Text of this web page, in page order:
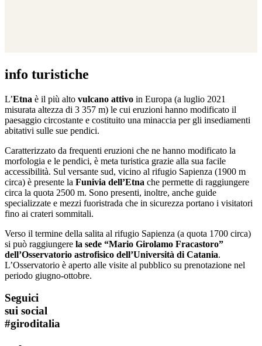
info turistiche
L’Etna è il più alto vulcano attivo in Europa (a luglio 2021
misurata altezza di 3 357 m) le cui eruzioni hanno modificato il
paesaggio circostante e costituito una minaccia per gli insediamenti
abitativi sulle sue pendici.
Caratterizzato da frequenti eruzioni che ne hanno modificato la
morfologia e le pendici, è meta turistica grazie alla sua facile
accessibilità. Sul versante sud, vicino al rifugio Sapienza (1900 m
circa) è presente la Funivia dell’Etna che permette di raggiungere
circa la quota 2500 m. Sono presenti, inoltre, anche guide
specializzate e mezzi fuoristrada che in sicurezza portano i visitatori
fino ai crateri sommitali.
Verso il termine della salita al rifugio Sapienza (a quota 1700 circa)
si può raggiungere la sede “Mario Girolamo Fracastoro”
dell’Osservatorio astrofisico dell’Università di Catania.
L’Osservatorio è aperto alle visite al pubblico su prenotazione nel
periodo giugno-ottobre.
Seguici
sui social
#giroditalia